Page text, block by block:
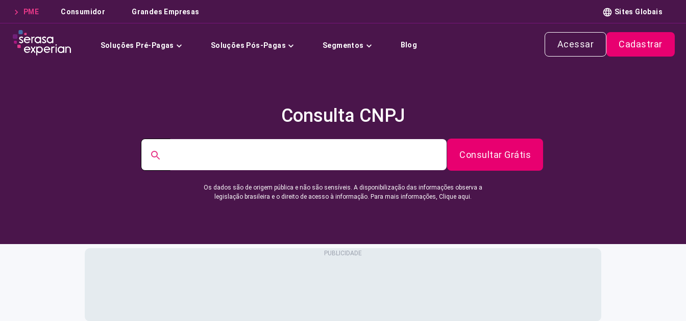
PME Consumidor Grandes Empresas Sites Globais
Soluções Pré-Pagas Soluções Pós-Pagas Segmentos Blog Acessar Cadastrar
Consulta CNPJ
Consultar Grátis
Os dados são de origem pública e não são sensíveis. A disponibilização das informações observa a
legislação brasileira e o direito de acesso à informação. Para mais informações, Clique aqui.